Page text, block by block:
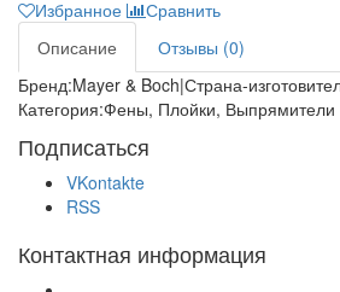
Избранное
Сравнить
Описание
Отзывы (0)
Бренд:Mayer & Boch|Страна-
Категория:Фены, Плойки, Выпрямители
Подписаться
VKontakte
RSS
Контактная информация